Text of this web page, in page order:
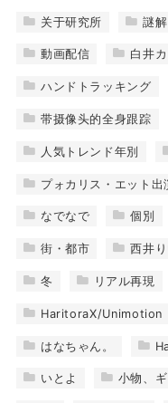
关于研究所 謎解
動画配信 白井
ハンドトラッキング
带摄像头的全身跟踪
人気トレンド年別
プォカリス・エット出
なでなで 個別
街・都市 西井
冬 リアル再現
HaritoraX/Unimotion
はなちゃん。
いとよ 小物、